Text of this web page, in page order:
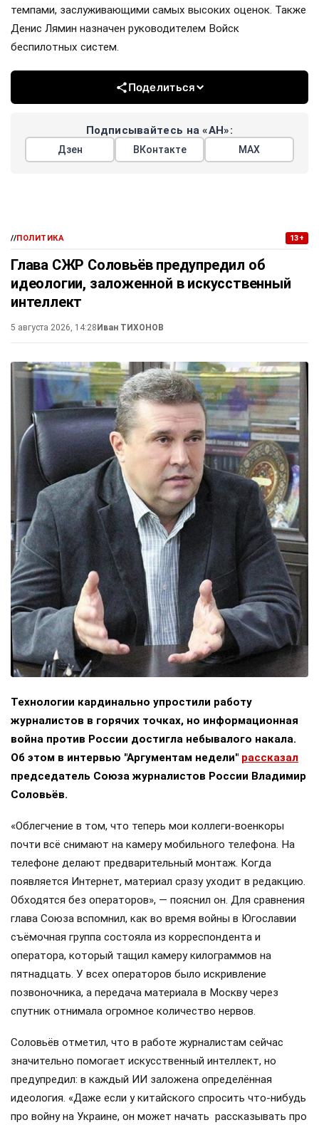
темпами, заслуживающими самых высоких оценок. Также
Денис Лямин назначен руководителем Войск
беспилотных систем.
Поделиться
Подписывайтесь на «АН»:
Дзен ВКонтакте МАХ
//ПОЛИТИКА 13+
Глава СЖР Соловьёв предупредил об
идеологии, заложенной в искусственный
интеллект
5 августа 2026, 14:28 Иван ТИХОНОВ
Технологии кардинально упростили работу
журналистов в горячих точках, но информационная
война против России достигла небывалого накала.
Об этом в интервью "Аргументам недели" рассказал
председатель Союза журналистов России Владимир
Соловьёв.
«Облегчение в том, что теперь мои коллеги-военкоры
почти всё снимают на камеру мобильного телефона. На
телефоне делают предварительный монтаж. Когда
появляется Интернет, материал сразу уходит в редакцию.
Обходятся без операторов», — пояснил он. Для сравнения
глава Союза вспомнил, как во время войны в Югославии
съёмочная группа состояла из корреспондента и
оператора, который тащил камеру килограммов на
пятнадцать. У всех операторов было искривление
позвоночника, а передача материала в Москву через
спутник отнимала огромное количество нервов.
Соловьёв отметил, что в работе журналистам сейчас
значительно помогает искусственный интеллект, но
предупредил: в каждый ИИ заложена определённая
идеология. «Даже если у китайского спросить что-нибудь
про войну на Украине, он может начать рассказывать про